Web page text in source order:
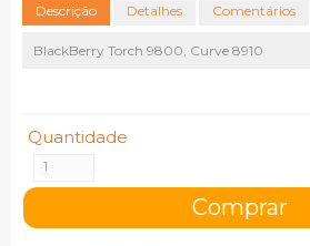
Descrição Detalhes Comentários
BlackBerry Torch 9800, Curve 8910
Quantidade